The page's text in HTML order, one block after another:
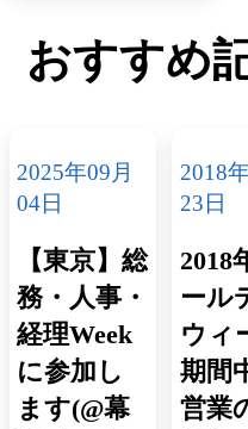
おすすめ
2025年09月
04日
【東京】総
務・人事・
経理Week
に参加し
ます(@幕
2018
23日
2018
ール
ウィ
期間
営業